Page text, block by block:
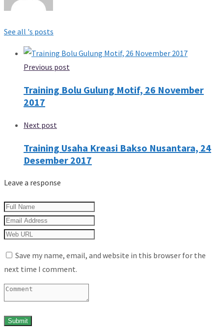
See all 's posts
Previous post
Training Bolu Gulung Motif, 26 November
2017
Next post
Training Usaha Kreasi Bakso Nusantara, 24
Desember 2017
Leave a response
Save my name, email, and website in this browser for the
next time I comment.